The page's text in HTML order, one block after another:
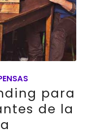
para
de la